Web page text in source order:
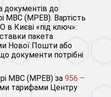
документів до
МВС (МРЕВ). Вартість
в Києві «під ключ»:
пакета
Нової Пошти або
документи потрібні
МВС (МРЕВ) за 956 –
тарифами Центру